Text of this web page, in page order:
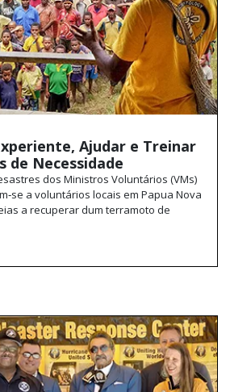
Ajudar e Treinar
de Necessidade
dos Ministros Voluntários (VMs)
a voluntários locais em Papua Nova
a recuperar dum terramoto de